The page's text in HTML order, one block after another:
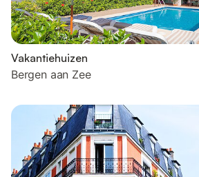
Vakantiehuizen
Bergen aan Zee